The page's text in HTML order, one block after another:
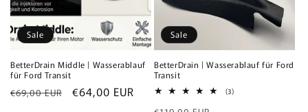
Sale
BetterDrain Middle | Wasserablauf
für Ford Transit
Normaler
€69,00 EUR Verkaufspreis
€64,00 EUR
Sale
BetterDrain | Wasserablauf für Ford
Transit
(3)3